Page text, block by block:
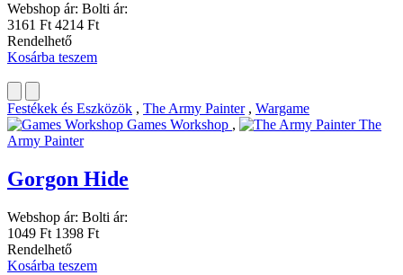
Webshop ár: Bolti ár:
3161 Ft 4214 Ft
Rendelhető
Kosárba teszem
Festékek és Eszközök , The Army Painter, Wargame
Games Workshop ,
The
Army Painter
Gorgon Hide
Webshop ár: Bolti ár:
1049 Ft 1398 Ft
Rendelhető
Kosárba teszem